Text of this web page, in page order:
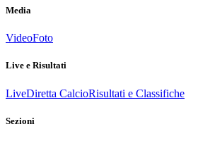
Media
VideoFoto
Live e Risultati
LiveDiretta CalcioRisultati e Classifiche
Sezioni